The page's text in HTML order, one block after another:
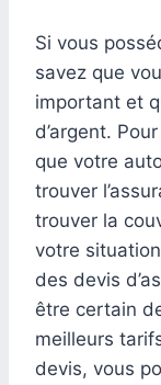
Si vous
savez que
important et
d’argent.
que votre
trouver
trouver la
votre
des devis
être certain
meilleurs
devis, vous